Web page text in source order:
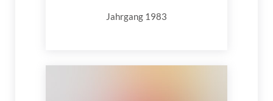
Jahrgang 1983